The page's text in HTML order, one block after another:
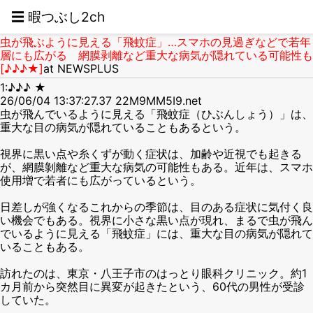
☰ 暇つぶし2ch
虫が飛ぶように見える「飛蚊症」…スマホの見過ぎなどで若年
層にも広がる 網膜剥離など重大な病気が隠れている可能性も
[♪♪♪★]at NEWSPLUS
1:♪♪♪ ★
26/06/04 13:37:27.37 22M9MM5I9.net
虫が飛んでいるように見える「飛蚊症（ひぶんしょう）」は、
重大な目の病気が隠れていることもあるという。
視界に黒い点や糸くずが動く症状は、加齢や近視でも起きる
が、網膜剝離など重大な病気の可能性もある。近年は、スマホ
使用増で若者にも広がっているという。
日差しが強くなるこれからの季節は、目のある症状に気付く良
い機会でもある。視界に小さな黒い点が現れ、まるで虫が飛ん
でいるように見える「飛蚊症」には、重大な目の病気が隠れて
いることもある。
訪れたのは、東京・八王子市のはっとり眼科クリニック。約1
カ月前から突然目に異変が起きたという、60代の男性が受診
していた。